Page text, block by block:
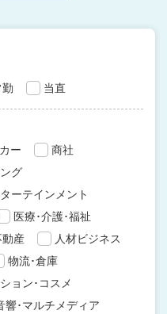
当直
ー
商社
グ
ーテインメント
医療･介護･福祉
産
人材ビジネス
物流･倉庫
ョン･コスメ
響･マルチメディア